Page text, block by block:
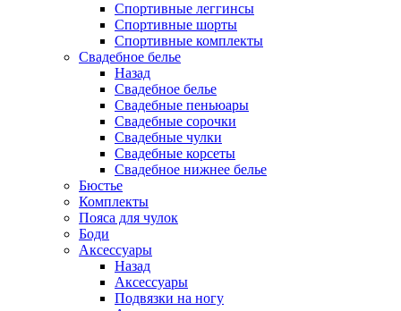
Спортивные леггинсы
Спортивные шорты
Спортивные комплекты
Свадебное белье
Назад
Свадебное белье
Свадебные пеньюары
Свадебные сорочки
Свадебные чулки
Свадебные корсеты
Свадебное нижнее белье
Бюстье
Комплекты
Пояса для чулок
Боди
Аксессуары
Назад
Аксессуары
Подвязки на ногу